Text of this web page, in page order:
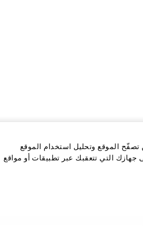
الموقع وتحليل استخدام الموقع
جهازك التي تتعقبك عبر تطبيقات أو مواقع